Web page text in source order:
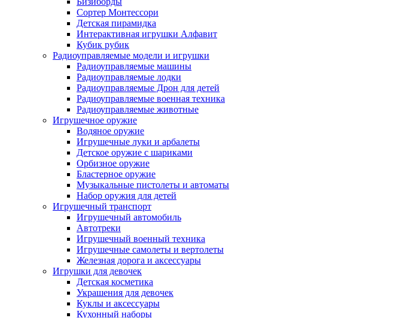
Сортер Монтессори
Детская пирамидка
Интерактивная игрушки Алфавит
Кубик рубик
Радиоуправляемые модели и игрушки
Радиоуправляемые машины
Радиоуправляемые лодки
Радиоуправляемые Дрон для детей
Радиоуправляемые военная техника
Радиоуправляемые животные
Игрушечное оружие
Водяное оружие
Игрушечные луки и арбалеты
Детское оружие с шариками
Орбизное оружие
Бластерное оружие
Музыкальные пистолеты и автоматы
Набор оружия для детей
Игрушечный транспорт
Игрушечный автомобиль
Aвтотреки
Игрушечный военный техника
Игрушечные самолеты и вертолеты
Железная дорога и аксессуары
Игрушки для девочек
Детская косметика
Украшения для девочек
Куклы и аксессуары
Кухонный наборы